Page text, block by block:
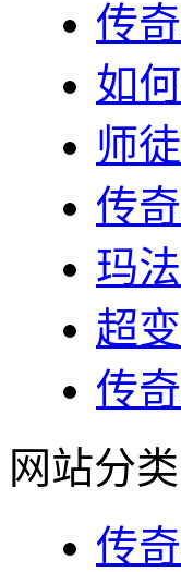
传
如
师
传
玛
超
传
网站分类
传